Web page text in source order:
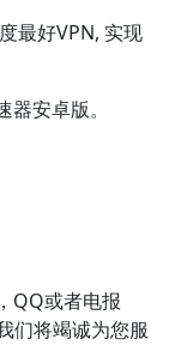
最好VPN, 实现
安卓版。
QQ或者电报
们将竭诚为您服